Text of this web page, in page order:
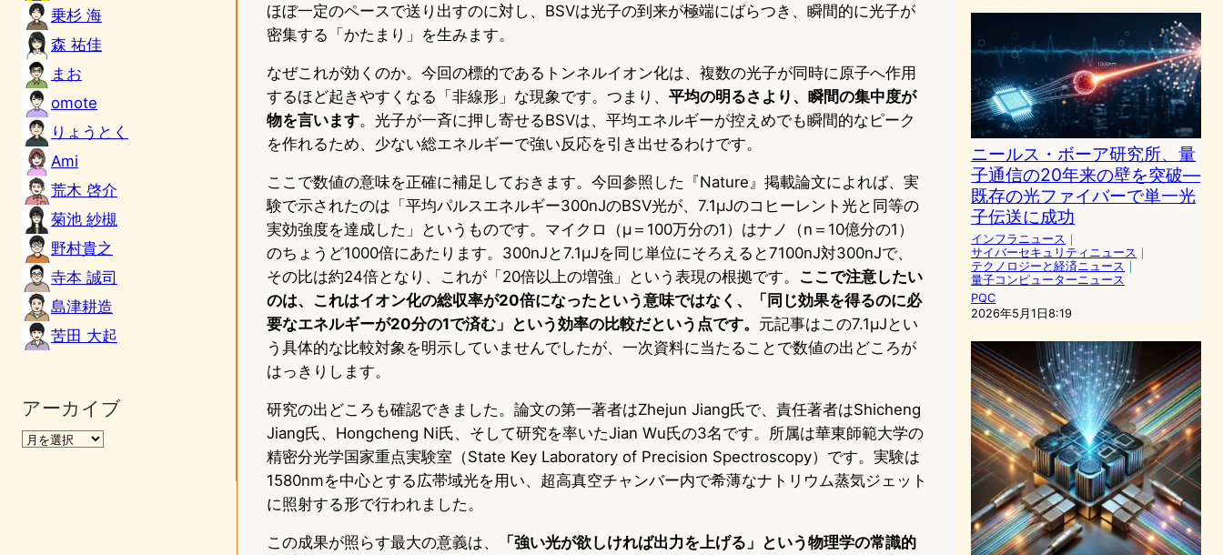
乗杉 海
森 祐佳
まお
omote
りょうとく
Ami
荒木 啓介
菊池 紗槻
野村貴之
寺本 誠司
島津耕造
苦田 大起
アーカイブ
ほぼ一定のペースで送り出すのに対し、BSVは光子の到来が極端にばらつき、瞬間的に光子が
密集する「かたまり」を生みます。
なぜこれが効くのか。今回の標的であるトンネルイオン化は、複数の光子が同時に原子へ作用
するほど起きやすくなる「非線形」な現象です。つまり、 平均の明るさより、瞬間の集中度が
物を言います。光子が一斉に押し寄せるBSVは、平均エネルギーが控えめでも瞬間的なピーク
を作れるため、少ない総エネルギーで強い反応を引き出せるわけです。
ここで数値の意味を正確に補足しておきます。今回参照した『Nature』掲載論文によれば、実
験で示されたのは「平均パルスエネルギー300nJのBSV光が、7.1μJのコヒーレント光と同等の
実効強度を達成した」というものです。マイクロ（μ＝100万分の1）はナノ（n＝10億分の1）
のちょうど1000倍にあたります。300nJと7.1μJを同じ単位にそろえると7100nJ対300nJで、
その比は約24倍となり、これが「20倍以上の増強」という表現の根拠です。
ここで注意したい
のは、これはイオン化の総収率が20倍になったという意味ではなく、「同じ効果を得るのに必
要なエネルギーが20分の1で済む」という効率の比較だという点です。 元記事はこの7.1μJとい
う具体的な比較対象を明示していませんでしたが、一次資料に当たることで数値の出どころが
はっきりします。
研究の出どころも確認できました。論文の第一著者はZhejun Jiang氏で、責任著者はShicheng
Jiang氏、Hongcheng Ni氏、そして研究を率いたJian Wu氏の3名です。所属は華東師範大学の
精密分光学国家重点実験室（State Key Laboratory of Precision Spectroscopy）です。実験は
1580nmを中心とする広帯域光を用い、超高真空チャンバー内で希薄なナトリウム蒸気ジェット
に照射する形で行われました。
この成果が照らす最大の意義は、
「強い光が欲しければ出力を上げる」という物理学の常識的
ニールス・ボーア研究所、量
子通信の20年来の壁を突破—
既存の光ファイバーで単一光
子伝送に成功
インフラニュース ｜
サイバーセキュリティニュース ｜
テクノロジーと経済ニュース ｜
量子コンピューターニュース
PQC
2026年5月1日8:19